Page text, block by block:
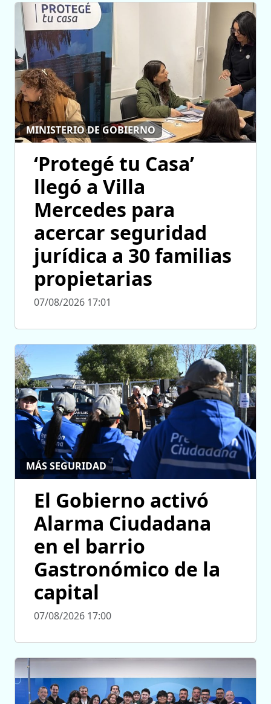
MINISTERIO DE GOBIERNO
‘Protegé tu Casa’
llegó a Villa
Mercedes para
acercar seguridad
jurídica a 30 familias
propietarias
07/08/2026 17:01
MÁS SEGURIDAD
El Gobierno activó
Alarma Ciudadana
en el barrio
Gastronómico de la
capital
07/08/2026 17:00